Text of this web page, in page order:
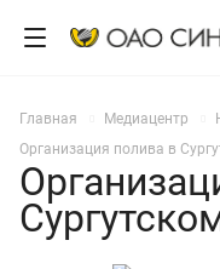
Главная Медиацентр
Организация полива в